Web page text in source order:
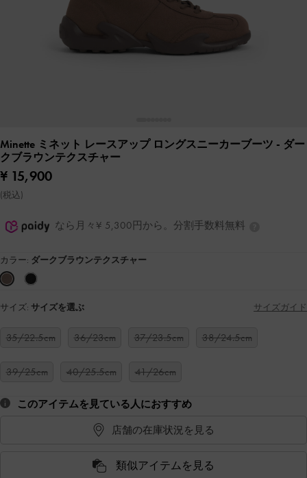
Minette ミネット レースアップ ロングスニーカーブーツ - ダー
クブラウンテクスチャー
¥ 15,900
(税込)
なら月々¥ 5,300円から。分割手数料無料
カラー: ダークブラウンテクスチャー
サイズ: サイズを選ぶ サイズガイド
35/22.5cm 36/23cm 37/23.5cm 38/24.5cm
39/25cm 40/25.5cm 41/26cm
このアイテムを見ている人におすすめ
店舗の在庫状況を見る
類似アイテムを見る